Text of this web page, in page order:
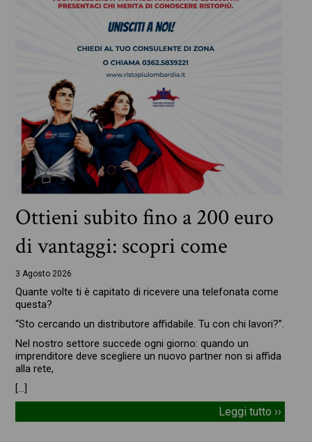
Ottieni subito fino a 200 euro
di vantaggi: scopri come
3 Agosto 2026
Quante volte ti è capitato di ricevere una telefonata come
questa?
“Sto cercando un distributore affidabile. Tu con chi lavori?”.
Nel nostro settore succede ogni giorno: quando un
imprenditore deve scegliere un nuovo partner non si affida
alla rete,
[…]
Leggi tutto ››